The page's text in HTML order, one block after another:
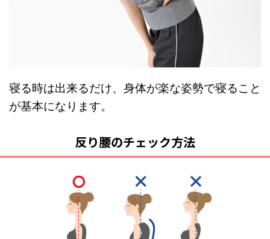
寝る時は出来るだけ、身体が楽な姿勢で寝ること
が基本になります。
反り腰のチェック方法